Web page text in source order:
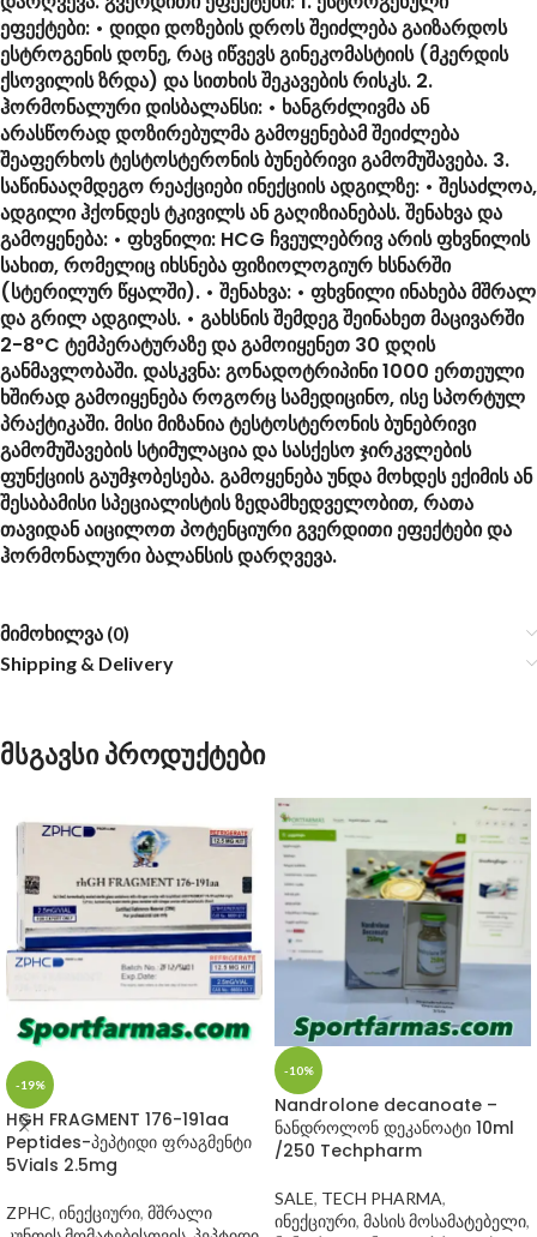
ეფექტები: • დიდი დოზების დროს შეიძლება გაიზარდოს
ესტროგენის დონე, რაც იწვევს გინეკომასტიის (მკერდის
ქსოვილის ზრდა) და სითხის შეკავების რისკს. 2.
ჰორმონალური დისბალანსი: • ხანგრძლივმა ან
არასწორად დოზირებულმა გამოყენებამ შეიძლება
შეაფერხოს ტესტოსტერონის ბუნებრივი გამომუშავება. 3.
საწინააღმდეგო რეაქციები ინექციის ადგილზე: • შესაძლოა,
ადგილი ჰქონდეს ტკივილს ან გაღიზიანებას. შენახვა და
გამოყენება: • ფხვნილი: HCG ჩვეულებრივ არის ფხვნილის
სახით, რომელიც იხსნება ფიზიოლოგიურ ხსნარში
(სტერილურ წყალში). • შენახვა: • ფხვნილი ინახება მშრალ
და გრილ ადგილას. • გახსნის შემდეგ შეინახეთ მაცივარში
2-8°C ტემპერატურაზე და გამოიყენეთ 30 დღის
განმავლობაში. დასკვნა: გონადოტრიპინი 1000 ერთეული
ხშირად გამოიყენება როგორც სამედიცინო, ისე სპორტულ
პრაქტიკაში. მისი მიზანია ტესტოსტერონის ბუნებრივი
გამომუშავების სტიმულაცია და სასქესო ჯირკვლების
ფუნქციის გაუმჯობესება. გამოყენება უნდა მოხდეს ექიმის ან
შესაბამისი სპეციალისტის ზედამხედველობით, რათა
თავიდან აიცილოთ პოტენციური გვერდითი ეფექტები და
ჰორმონალური ბალანსის დარღვევა.
მიმოხილვა (0)
Shipping & Delivery
მსგავსი პროდუქტები
-19%
HGH FRAGMENT 176-191aa
Peptides-პეპტიდი ფრაგმენტი
5Vials 2.5mg
ZPHC, ინექციური, მშრალი
-10%
Nandrolone decanoate –
ნანდროლონ დეკანოატი 10ml
/250 Techpharm
SALE, TECH PHARMA,
ინექციური, მასის მოსამატებელი,